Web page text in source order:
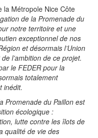
la Métropole Nice Côte
de la Promenade du
notre territoire et une
exceptionnel de nos
et désormais l’Union
l’ambition de ce projet.
le FEDER pour la
totalement
inédit.
Promenade du Paillon est
écologique :
lutte contre les îlots de
qualité de vie des